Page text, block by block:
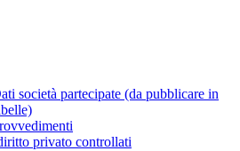
società partecipate (da pubblicare in
privato controllati